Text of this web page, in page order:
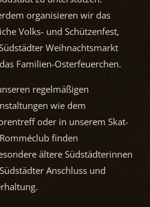
organisieren wir das
Volks- und Schützenfest,
Weihnachtsmarkt
Familien-Osterfeuerchen.
regelmäßigen
wie dem
oder in unserem Skat-
finden
ältere Südstädterinnen
Anschluss und